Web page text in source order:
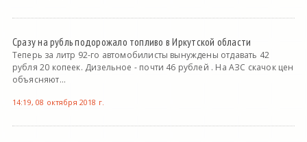
Сразу на рубль подорожало топливо в Иркутской области
Теперь за литр 92-го автомобилисты вынуждены отдавать 42
рубля 20 копеек. Дизельное - почти 46 рублей . На АЗС скачок цен
объясняют...
14:19, 08 октября 2018 г.